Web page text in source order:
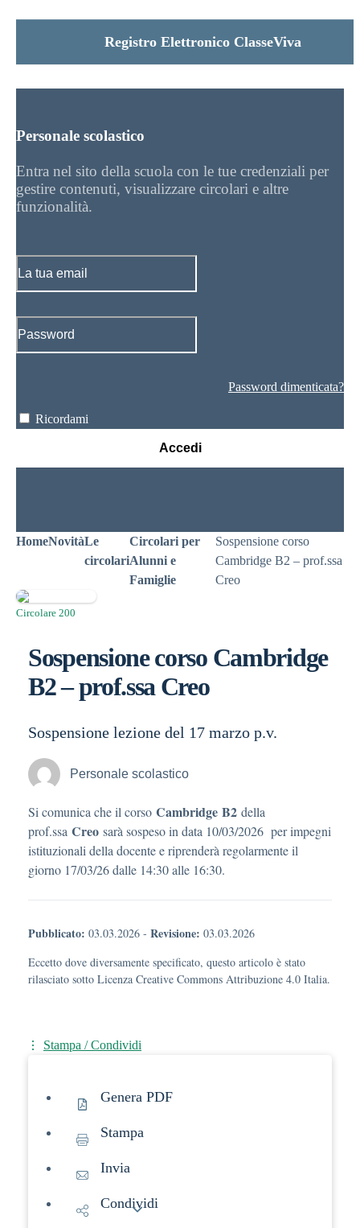
Registro Elettronico ClasseViva
Personale scolastico
Entra nel sito della scuola con le tue credenziali per
gestire contenuti, visualizzare circolari e altre
funzionalità.
Password dimenticata?
Ricordami
Accedi
HomeNovitàLe
circolari
Circolari per
Alunni e
Famiglie
Sospensione corso
Cambridge B2 – prof.ssa
Creo
Circolare 200
Sospensione corso Cambridge
B2 – prof.ssa Creo
Sospensione lezione del 17 marzo p.v.
Personale scolastico
Si comunica che il corso Cambridge B2 della
prof.ssa Creo sarà sospeso in data 10/03/2026 per impegni
istituzionali della docente e riprenderà regolarmente il
giorno 17/03/26 dalle 14:30 alle 16:30.
Pubblicato: 03.03.2026 - Revisione: 03.03.2026
Eccetto dove diversamente specificato, questo articolo è stato
rilasciato sotto Licenza Creative Commons Attribuzione 4.0 Italia.
Stampa / Condividi
Genera PDF
Stampa
Invia
Condividi